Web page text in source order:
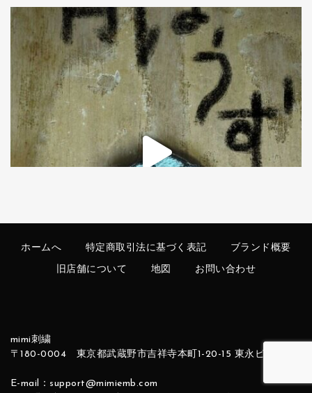
ホームへ 特定商取引法に基づく表記 ブランド概要
旧店舗について 地図 お問い合わせ
mimi刺繍
〒180-0004 東京都武蔵野市吉祥寺本町1-20-15 東永ビル1F
E-mail：support@mimiemb.com